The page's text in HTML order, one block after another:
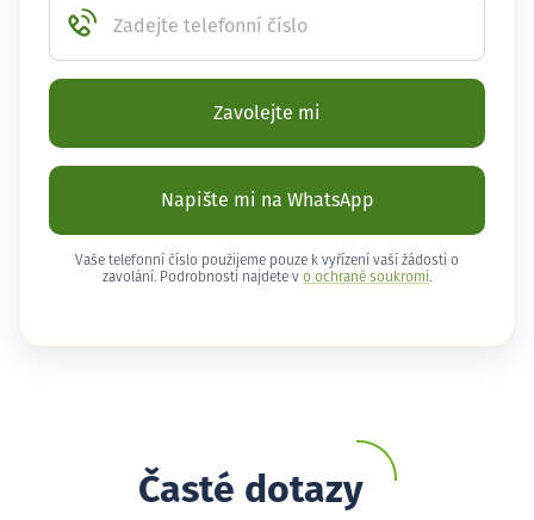
Zadejte telefonní číslo
Zavolejte mi
Napište mi na WhatsApp
Vaše telefonní číslo použijeme pouze k vyřízení vaší žádosti o
zavolání. Podrobnosti najdete v o ochraně soukromí .
Časté dotazy